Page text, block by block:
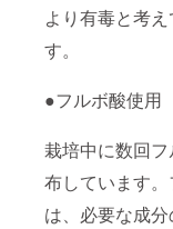
より有毒と考え
す。
●フルボ酸使用
栽培中に数回
布しています
は、必要な成